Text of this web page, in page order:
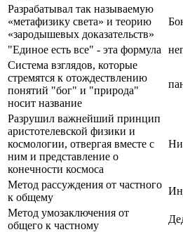
Разрабатывал так называемую
«метафизику света» и теорию
«зародышевых доказательств»
"Единое есть все" - эта формула
Система взглядов, которые
стремятся к отождествлению
понятий "бог" и "природа"
носит название
Разрушил важнейший принцип
аристотелевской физики и
космологии, отвергая вместе с
ним и представление о
конечности космоса
Метод рассуждения от частного
к общему
Метод умозаключения от
общего к частному